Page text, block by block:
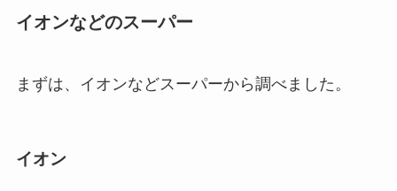
イオンなどのスーパー
まずは、イオンなどスーパーから調べました。
イオン